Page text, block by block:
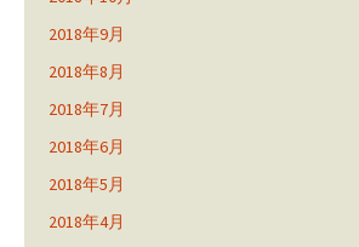
2018年9月
2018年8月
2018年7月
2018年6月
2018年5月
2018年4月